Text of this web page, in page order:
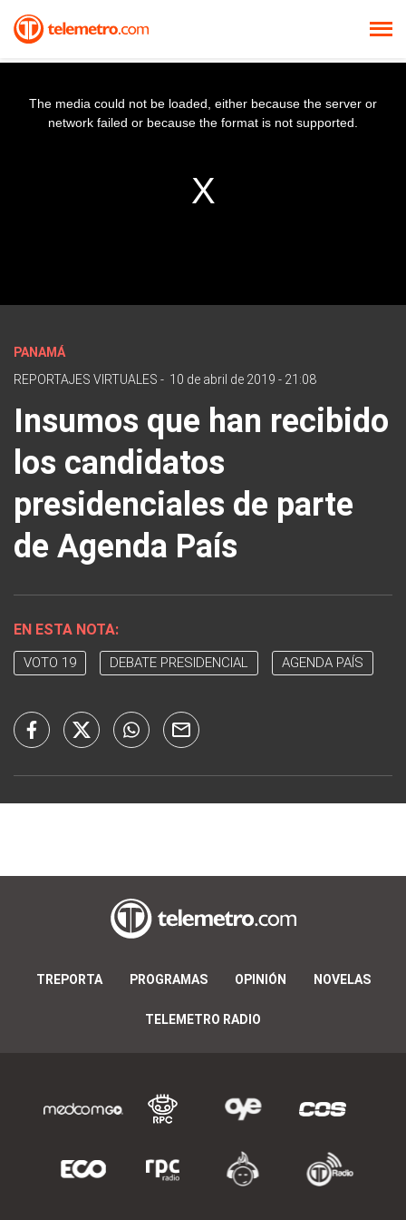
The media could not be loaded, either because the server or
network failed or because the format is not supported.
PANAMÁ
REPORTAJES VIRTUALES - 10 de abril de 2019 - 21:08
Insumos que han recibido
los candidatos
presidenciales de parte
de Agenda País
EN ESTA NOTA:
VOTO 19 DEBATE PRESIDENCIAL AGENDA PAÍS
TREPORTA PROGRAMAS OPINIÓN NOVELAS
TELEMETRO RADIO